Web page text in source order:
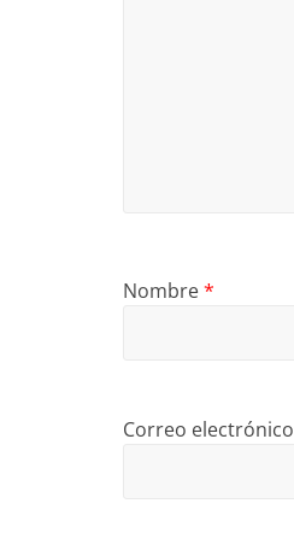
Nombre*
Correo electrónico